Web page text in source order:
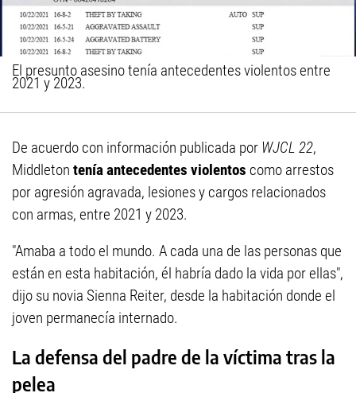
El presunto asesino tenía antecedentes violentos entre
2021 y 2023.
De acuerdo con información publicada por WJCL 22,
Middleton tenía antecedentes violentos como arrestos
por agresión agravada, lesiones y cargos relacionados
con armas, entre 2021 y 2023.
"Amaba a todo el mundo. A cada una de las personas que
están en esta habitación, él habría dado la vida por ellas",
dijo su novia Sienna Reiter, desde la habitación donde el
joven permanecía internado.
La defensa del padre de la víctima tras la
pelea